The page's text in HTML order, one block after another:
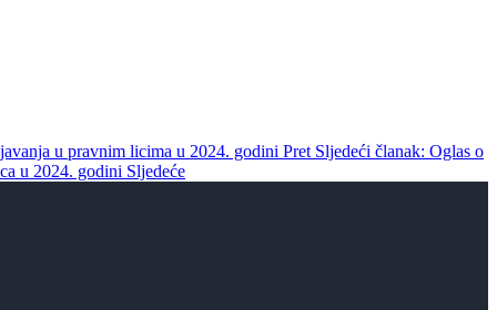
u pravnim licima u 2024. godini Pret Sljedeći članak: Oglas o
u 2024. godini Sljedeće